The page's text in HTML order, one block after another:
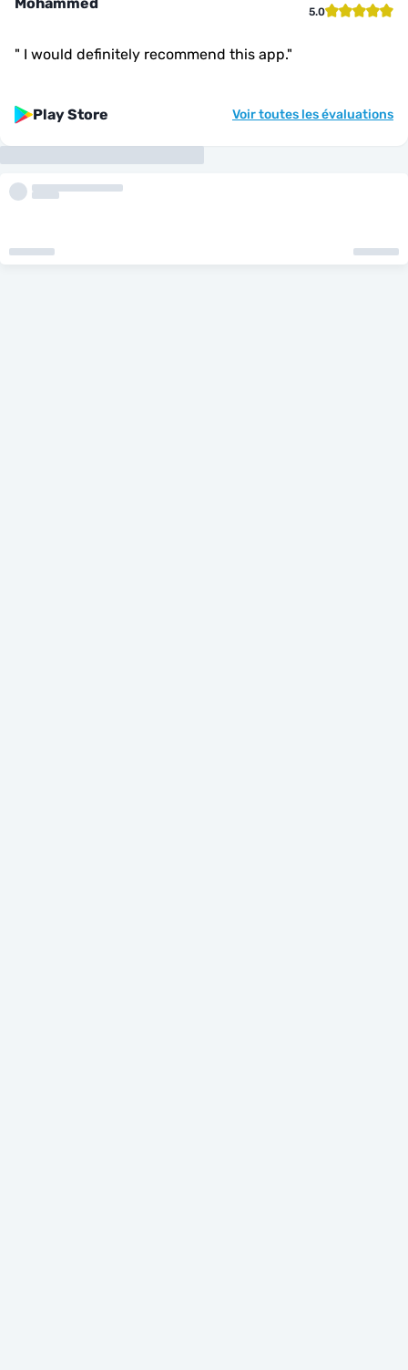
5.0
" I would definitely recommend this app."
Play Store Voir toutes les évaluations